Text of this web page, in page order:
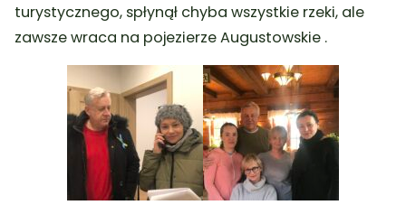
turystycznego, spłynął chyba wszystkie rzeki, ale
zawsze wraca na pojezierze Augustowskie .